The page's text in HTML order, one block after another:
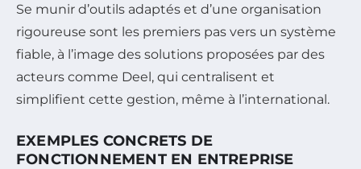
Se munir d’outils adaptés et d’une organisation
rigoureuse sont les premiers pas vers un système
fiable, à l’image des solutions proposées par des
acteurs comme Deel, qui centralisent et
simplifient cette gestion, même à l’international.
EXEMPLES CONCRETS DE
FONCTIONNEMENT EN ENTREPRISE